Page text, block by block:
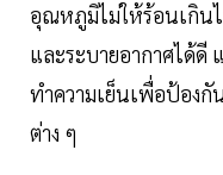
อุณหภูมิไม่ให้ร้อนเกิน
และระบายอากาศได้ดี
ทำความเย็นเพื่อป้องกั
ต่าง ๆ